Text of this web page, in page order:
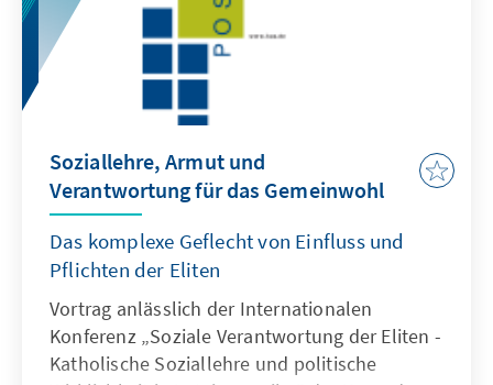
Soziallehre, Armut und
Verantwortung für das Gemeinwohl
Das komplexe Geflecht von Einfluss und
Pflichten der Eliten
Vortrag anlässlich der Internationalen
Konferenz „Soziale Verantwortung der Eliten -
Katholische Soziallehre und politische